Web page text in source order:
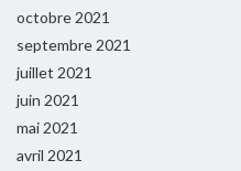
octobre 2021
septembre 2021
juillet 2021
juin 2021
mai 2021
avril 2021